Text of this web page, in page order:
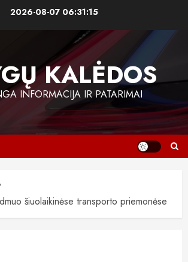
2026-08-07 06:31:15
KALĖDOS
INFORMACIJA IR PATARIMAI
šiuolaikinėse transporto priemonėse